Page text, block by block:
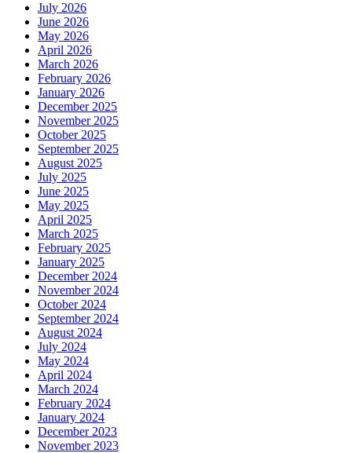
July 2026
June 2026
May 2026
April 2026
March 2026
February 2026
January 2026
December 2025
November 2025
October 2025
September 2025
August 2025
July 2025
June 2025
May 2025
April 2025
March 2025
February 2025
January 2025
December 2024
November 2024
October 2024
September 2024
August 2024
July 2024
May 2024
April 2024
March 2024
February 2024
January 2024
December 2023
November 2023